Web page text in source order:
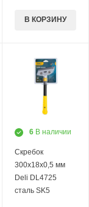
В КОРЗИНУ
6 В наличии
Скребок
300х18х0,5 мм
Deli DL4725
сталь SK5